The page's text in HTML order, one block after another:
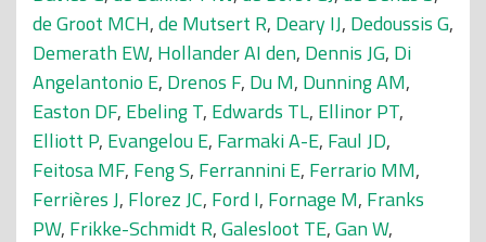
de Groot MCH,de Mutsert R, Deary IJ, Dedoussis G,
Demerath EW, Hollander AI den, Dennis JG, Di
Angelantonio E, Drenos F, Du M, Dunning AM,
Easton DF, Ebeling T, Edwards TL, Ellinor PT,
Elliott P, Evangelou E, Farmaki A-E, Faul JD,
Feitosa MF, Feng S, Ferrannini E, Ferrario MM,
Ferrières J, Florez JC, Ford I, Fornage M, Franks
PW, Frikke-Schmidt R,Galesloot TE,Gan W,